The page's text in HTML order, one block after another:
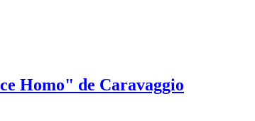
Homo" de Caravaggio